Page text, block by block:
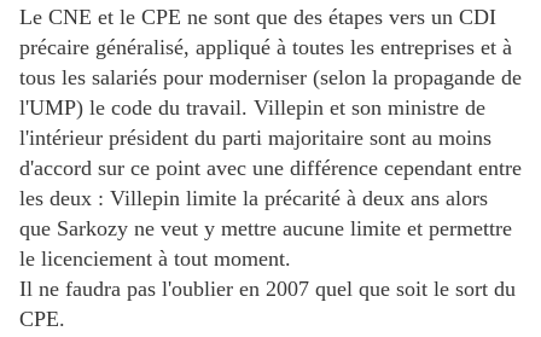
Le CNE et le CPE ne sont que des étapes vers un CDI
précaire généralisé, appliqué à toutes les entreprises et à
tous les salariés pour moderniser (selon la propagande de
l'UMP) le code du travail. Villepin et son ministre de
l'intérieur président du parti majoritaire sont au moins
d'accord sur ce point avec une différence cependant entre
les deux : Villepin limite la précarité à deux ans alors
que Sarkozy ne veut y mettre aucune limite et permettre
le licenciement à tout moment.
Il ne faudra pas l'oublier en 2007 quel que soit le sort du
CPE.